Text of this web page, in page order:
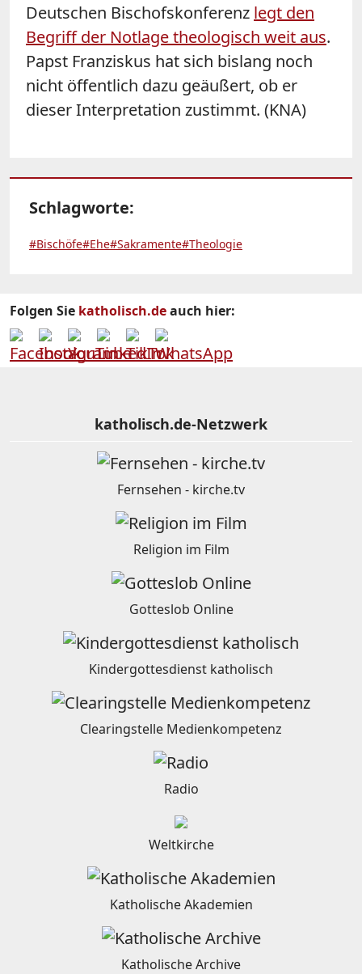
Deutschen Bischofskonferenz legt den
Begriff der Notlage theologisch weit aus.
Papst Franziskus hat sich bislang noch
nicht öffentlich dazu geäußert, ob er
dieser Interpretation zustimmt. (KNA)
Schlagworte:
#Bischöfe#Ehe#Sakramente#Theologie
Folgen Sie katholisch.deauch hier:
katholisch.de-Netzwerk
Fernsehen - kirche.tv
Religion im Film
Gotteslob Online
Kindergottesdienst katholisch
Clearingstelle Medienkompetenz
Radio
Weltkirche
Katholische Akademien
Katholische Archive